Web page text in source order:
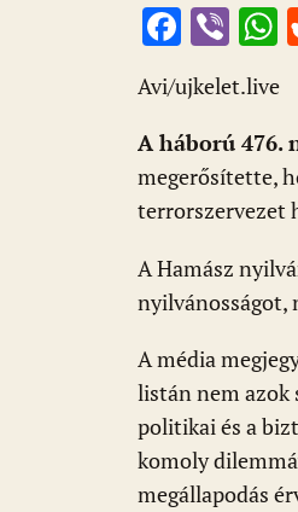
F
ac
e
b
o
o
k
Vi
b
er at
s
p
p
Avi/ujkelet.live
A háború 476.
megerősítette,
terrorszervezet
A Hamász
nyilvánosságot,
A média
listán nem azok
politikai és a
komoly
megállapodás